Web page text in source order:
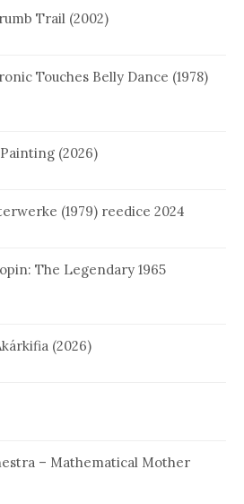
Trail (2002)
Touches Belly Dance (1978)
(2026)
(1979) reedice 2024
The Legendary 1965
(2026)
– Mathematical Mother